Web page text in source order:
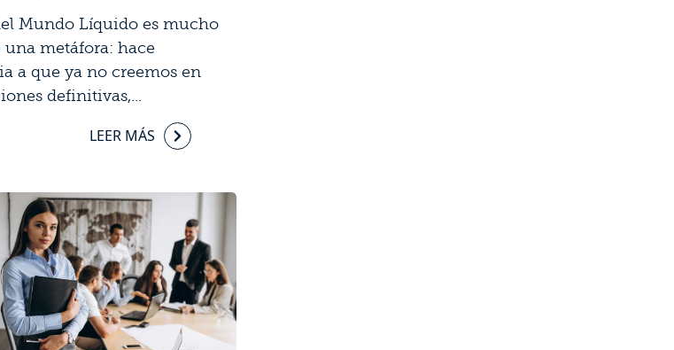
Mundo Líquido es mucho
una metáfora: hace
a que ya no creemos en
definitivas,...
LEER MÁS